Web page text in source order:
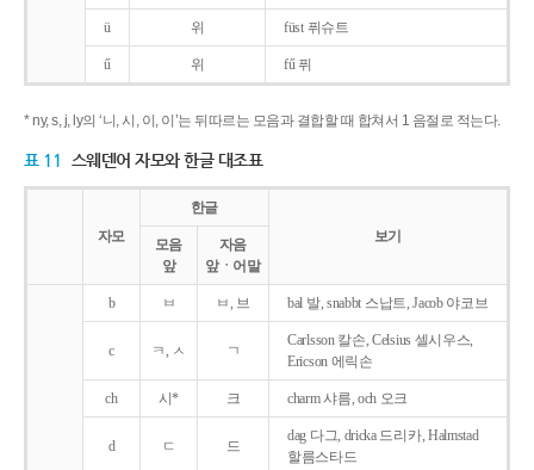
ü 위 füst 퓌슈트
ű 위 fű 퓌
* ny, s, j, ly의 ‘니, 시, 이, 이’는 뒤따르는 모음과 결합할 때 합쳐서 1 음절로 적는다.
표 11 스웨덴어 자모와 한글 대조표
자모
한글
보기
모음
앞
자음
앞ㆍ어말
b ㅂ ㅂ, 브 bal 발, snabbt 스납트, Jacob 야코브
c ㅋ, ㅅ ㄱ
Carlsson 칼손, Celsius 셀시우스,
Ericson 에릭손
ch 시* 크 charm 샤름, och 오크
d ㄷ 드
dag 다그, dricka 드리카, Halmstad
할름스타드